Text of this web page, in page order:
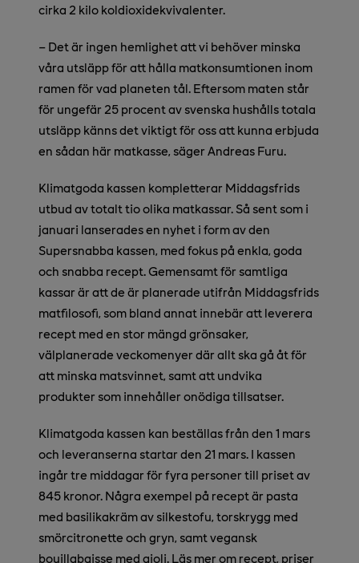
cirka 2 kilo koldioxidekvivalenter.
– Det är ingen hemlighet att vi behöver minska
våra utsläpp för att hålla matkonsumtionen inom
ramen för vad planeten tål. Eftersom maten står
för ungefär 25 procent av svenska hushålls totala
utsläpp känns det viktigt för oss att kunna erbjuda
en sådan här matkasse, säger Andreas Furu.
Klimatgoda kassen kompletterar Middagsfrids
utbud av totalt tio olika matkassar. Så sent som i
januari lanserades en nyhet i form av den
Supersnabba kassen, med fokus på enkla, goda
och snabba recept. Gemensamt för samtliga
kassar är att de är planerade utifrån Middagsfrids
matfilosofi, som bland annat innebär att leverera
recept med en stor mängd grönsaker,
välplanerade veckomenyer där allt ska gå åt för
att minska matsvinnet, samt att undvika
produkter som innehåller onödiga tillsatser.
Klimatgoda kassen kan beställas från den 1 mars
och leveranserna startar den 21 mars. I kassen
ingår tre middagar för fyra personer till priset av
845 kronor. Några exempel på recept är pasta
med basilikakräm av silkestofu, torskrygg med
smörcitronette och gryn, samt vegansk
bouillabaisse med aioli. Läs mer om recept, priser